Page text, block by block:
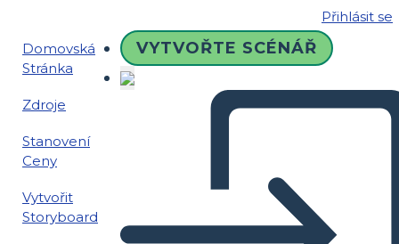
Přihlásit se
Domovská
Stránka
Zdroje
Stanovení
Ceny
Vytvořit
Storyboard
VYTVOŘTE SCÉNÁŘ